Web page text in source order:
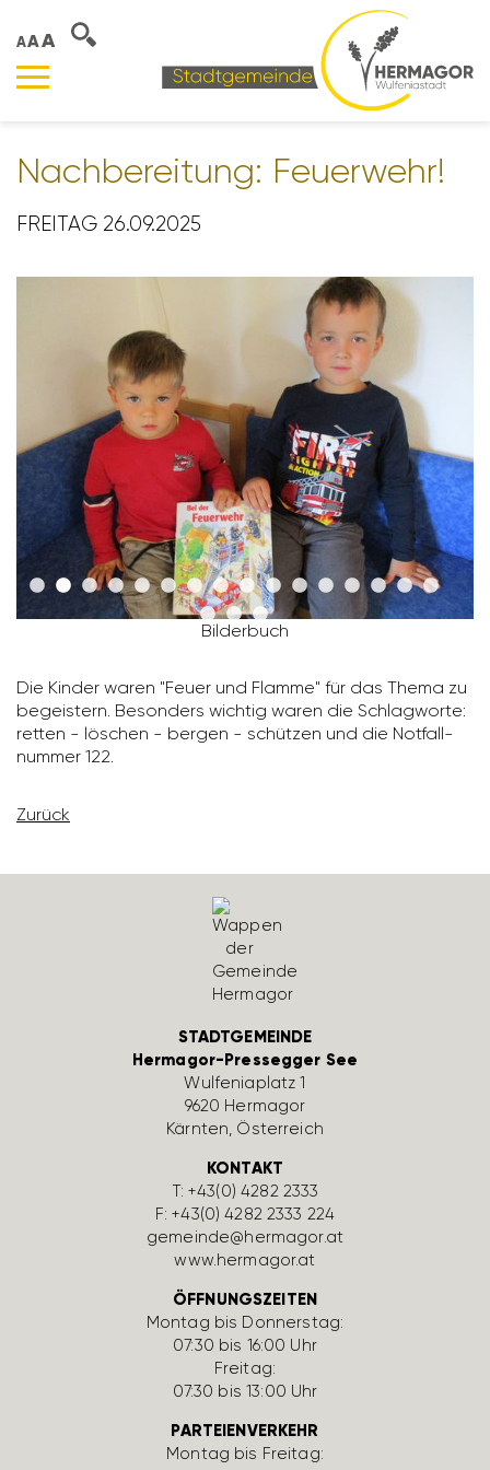
AAA
Nach­be­rei­tung: Feuer­wehr!
FREITAG 26.09.2025
Bilder­buch
Die Kinder waren "Feuer und Flamme" für das Thema zu
begeis­tern. Beson­ders wichtig waren die Schlag­worte:
retten - löschen - bergen - schützen und die Notfall­
nummer 122.
Zurück
STADTGEMEINDE
Hermagor-Pressegger See
Wulfe­nia­platz 1
9620 Hermagor
Kärnten, Öster­reich
KONTAKT
T:+43(0) 4282 2333
F: +43(0) 4282 2333 224
gemeinde@hermagor.at
www.hermagor.at
ÖFFNUNGSZEITEN
Montag bis Donnerstag:
07:30 bis 16:00 Uhr
Freitag:
07:30 bis 13:00 Uhr
PARTEIENVERKEHR
Montag bis Freitag: